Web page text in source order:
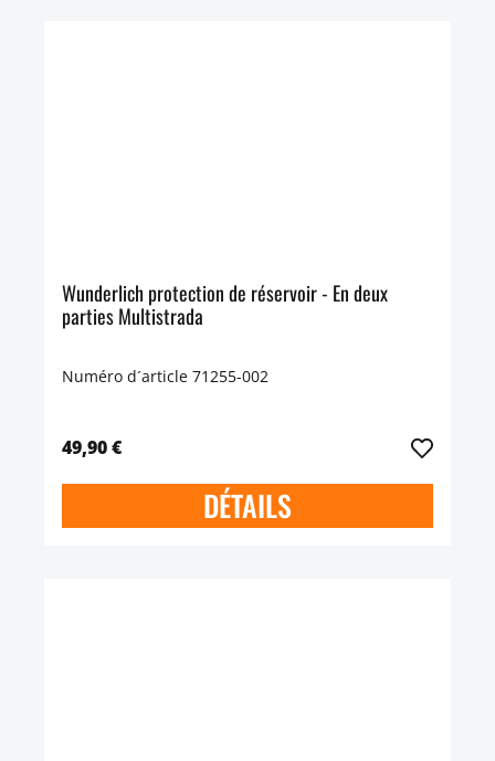
Wunderlich protection de réservoir - En deux
parties Multistrada
Numéro d´article 71255-002
49,90 €
DÉTAILS